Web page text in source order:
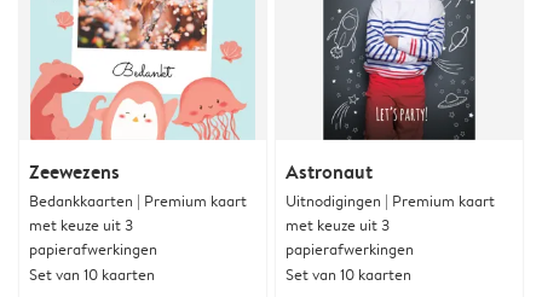
Zeewezens
Bedankkaarten | Premium kaart
met keuze uit 3
papierafwerkingen
Set van 10 kaarten
Astronaut
Uitnodigingen | Premium kaart
met keuze uit 3
papierafwerkingen
Set van 10 kaarten